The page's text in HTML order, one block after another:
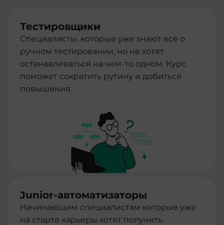
Тестировщики
Специалисты, которые уже знают всё о
ручном тестировании, но не хотят
останавливаться на чем-то одном. Курс
поможет сократить рутину и добиться
повышения.
Junior-автоматизаторы
Начинающим специалистам которые уже
на старте карьеры хотят получить